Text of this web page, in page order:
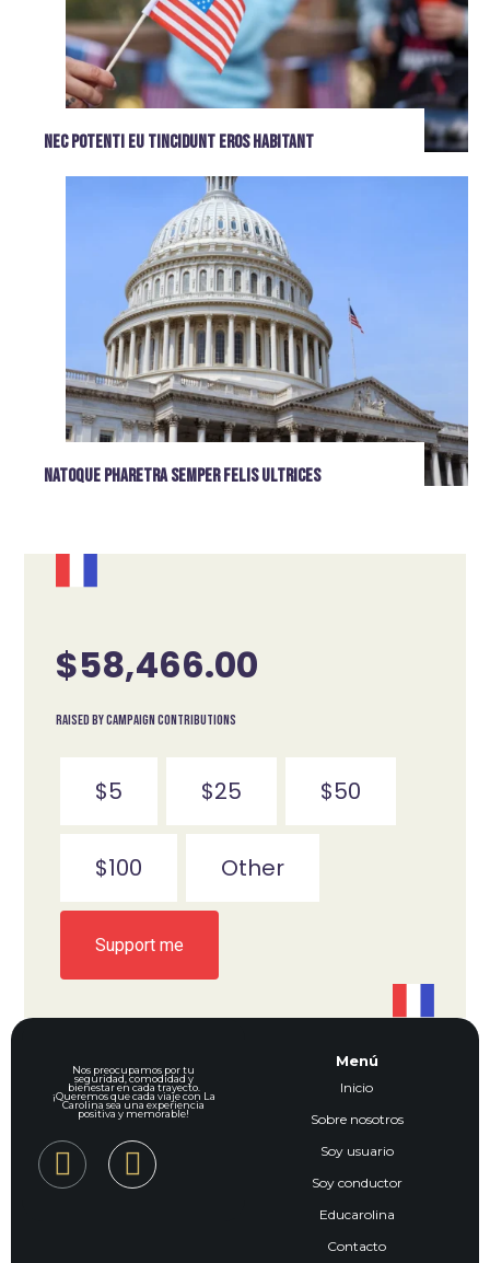
Nec potenti eu tincidunt eros habitant
Natoque pharetra semper felis ultrices
$58,466.00
Raised by campaign contributions
$5 $25 $50
$100 Other
Support me
Nos preocupamos por tu
seguridad, comodidad y
bienestar en cada trayecto.
¡Queremos que cada viaje con La
Carolina sea una experiencia
positiva y memorable!
Menú
Inicio
Sobre nosotros
Soy usuario
Soy conductor
Educarolina
Contacto